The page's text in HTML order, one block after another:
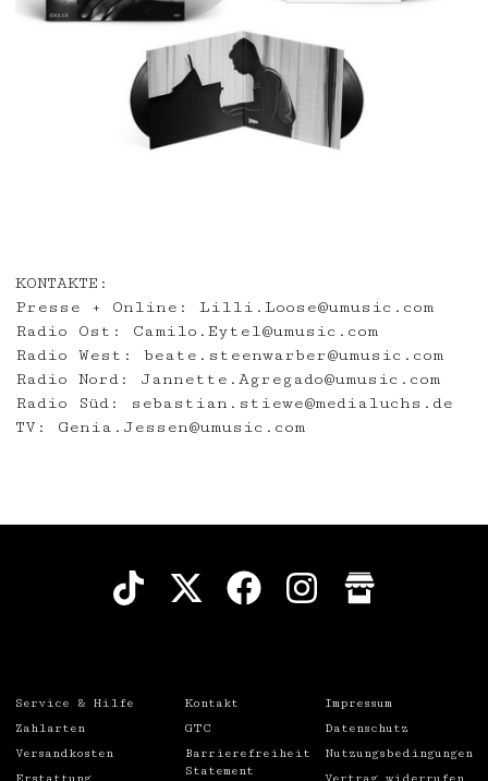
KONTAKTE:
Presse + Online: Lilli.Loose@umusic.com
Radio Ost: Camilo.Eytel@umusic.com
Radio West: beate.steenwarber@umusic.com
Radio Nord: Jannette.Agregado@umusic.com
Radio Süd: sebastian.stiewe@medialuchs.de
TV: Genia.Jessen@umusic.com
Service & Hilfe
Zahlarten
Versandkosten
Kontakt
GTC
Barrierefreiheit
Statement
Impressum
Datenschutz
Nutzungsbedingungen